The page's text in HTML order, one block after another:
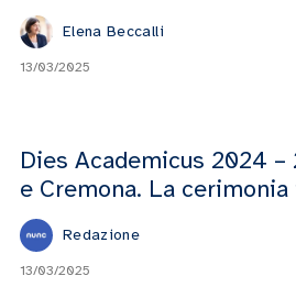
Elena Beccalli
13/03/2025
Dies Academicus 2024 –
e Cremona. La
Redazione
13/03/2025